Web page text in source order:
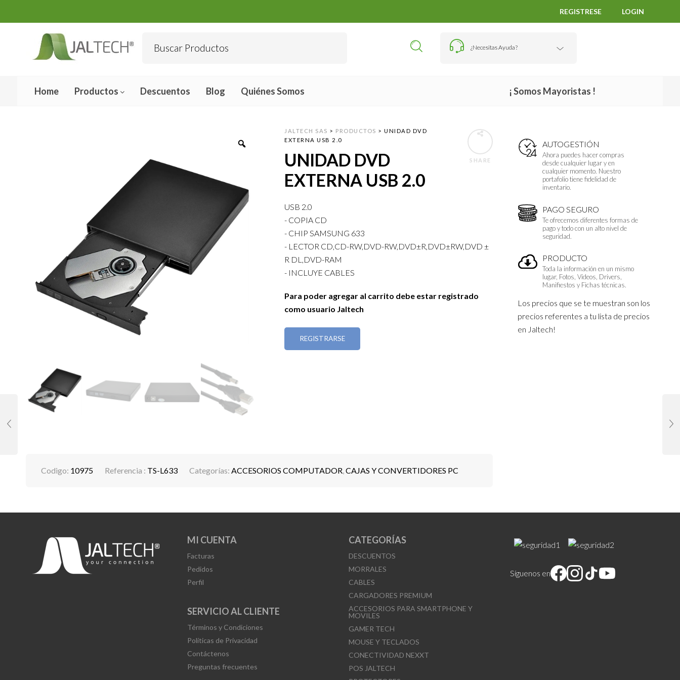
REGISTRESE LOGIN
¿Necesitas Ayuda?
Home Productos Descuentos Blog Quiénes Somos ¡ Somos Mayoristas !
AUTOGESTIÓN
Ahora puedes hacer compras
desde cualquier lugar y en
cualquier momento. Nuestro
portafolio tiene fidelidad de
inventario.
PAGO SEGURO
Te ofrecemos diferentes formas de
pago y todo con un alto nivel de
seguridad.
PRODUCTO
Toda la información en un mismo
lugar, Fotos, Vídeos, Drivers,
Manifiestos y Fichas técnicas.
Los precios que se te muestran son los
precios referentes a tu lista de precios
en Jaltech!
SHARE
JALTECH SAS > PRODUCTOS >UNIDAD DVD
EXTERNA USB 2.0
UNIDAD DVD
EXTERNA USB 2.0
USB 2.0
- COPIA CD
- CHIP SAMSUNG 633
- LECTOR CD,CD-RW,DVD-RW,DVD±R,DVD±RW,DVD ±
R DL,DVD-RAM
- INCLUYE CABLES
Para poder agregar al carrito debe estar registrado
como usuario Jaltech
REGISTRARSE
Codigo: 10975 Referencia : TS-L633 Categorías: ACCESORIOS COMPUTADOR,CAJAS Y CONVERTIDORES PC
MI CUENTA
Facturas
Pedidos
Perfil
SERVICIO AL CLIENTE
Términos y Condiciones
Políticas de Privacidad
Contáctenos
Preguntas frecuentes
CATEGORÍAS
DESCUENTOS
MORRALES
CABLES
CARGADORES PREMIUM
ACCESORIOS PARA SMARTPHONE Y
MOVILES
GAMER TECH
MOUSE Y TECLADOS
CONECTIVIDAD NEXXT
POS JALTECH
Síguenos en